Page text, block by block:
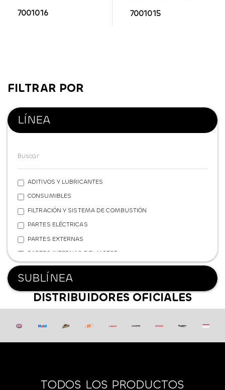
SFLHS26190PT2
7001016
SFLHS26157PT2
7001015
FILTRAR POR
LÍNEA
ADITIVOS Y LUBRICANTES
CONSUMIBLES
FILTRACIÓN Y SISTEMA DE COMBUSTIÓN
PARTES ELÉCTRICAS
PARTES EXTERNAS
PARTES INTERNAS DEL MOTOR
REFRIGERACIÓN
SISTEMA DE FRENOS
SISTEMA DE SUSPENSIÓN
TRANSMISIÓN Y POTENCIA
FERRETERÍA
SUBLÍNEA
DISTRIBUIDORES OFICIALES
TODOS LOS PRODUCTOS